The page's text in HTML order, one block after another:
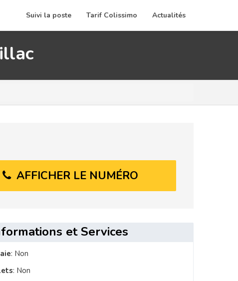
Suivi la poste Tarif Colissimo Actualités
AFFICHER LE NUMÉRO
et Services
: Non
: Non